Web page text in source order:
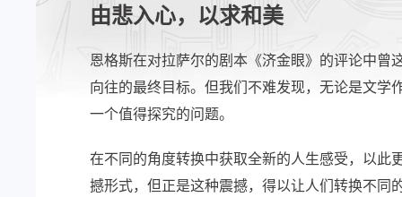
由悲入心，以求和美
恩格斯在对拉萨尔的剧本《济金眼》的评论中曾
向往的最终目标。但我们不难发现，无论是文学
一个值得探究的问题。
在不同的角度转换中获取全新的人生感受，以此
撼形式，但正是这种震撼，得以让人们转换不同